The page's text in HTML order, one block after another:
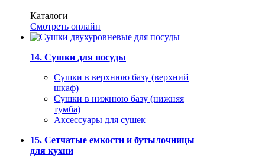
Каталоги
Смотреть онлайн
14. Сушки для посуды
Сушки в верхнюю базу (верхний
шкаф)
Сушки в нижнюю базу (нижняя
тумба)
Аксессуары для сушек
15. Сетчатые емкости и бутылочницы
для кухни